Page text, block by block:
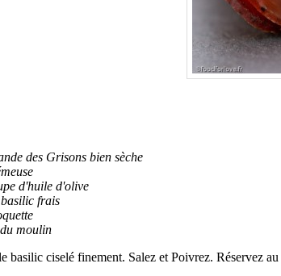
des Grisons bien sèche
d'huile d'olive
frais
moulin
basilic ciselé finement. Salez et Poivrez. Réservez au